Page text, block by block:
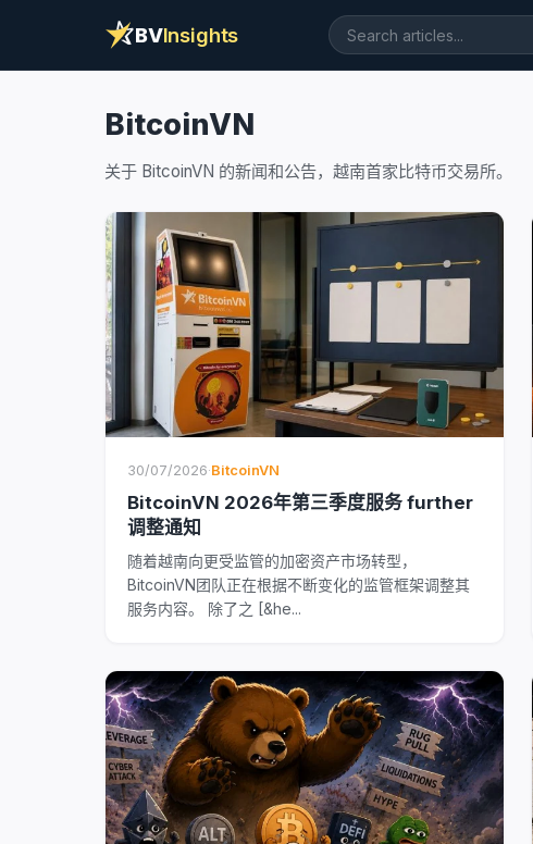
BVInsights
BitcoinVN
关于 BitcoinVN 的新闻和公告，越南首家比特币交易所。
30/07/2026·BitcoinVN
BitcoinVN 2026年第三季度服务 further
调整通知
随着越南向更受监管的加密资产市场转型，
BitcoinVN团队正在根据不断变化的监管框架调整其
服务内容。 除了之 [&he...